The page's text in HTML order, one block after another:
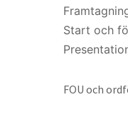
Start och
FOU och